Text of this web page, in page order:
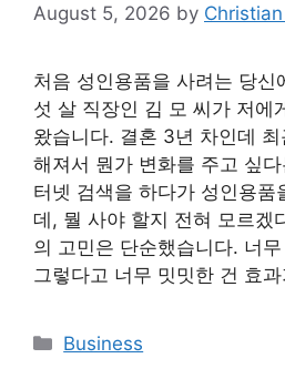
August 5, 2026 by
처음 성인용품을 사려는 당신
섯 살 직장인 김 모 씨가 저에
왔습니다. 결혼 3년 차인데
해져서 뭔가 변화를 주고 싶
터넷 검색을 하다가 성인용품
데, 뭘 사야 할지 전혀 모르겠
의 고민은 단순했습니다. 너
그렇다고 너무 밋밋한 건 효
Categories
Business